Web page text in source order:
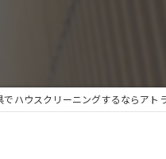
ハウスクリーニングするならアトラ